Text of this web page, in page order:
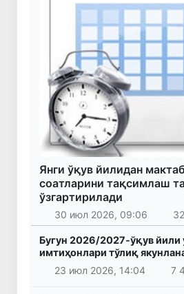
Янги ўқув йилидан
соатларини тақсимлаш
ўзгартирилади
30 июл 2026, 09:06
Бугун 2026/2027-ўқув йили
имтиҳонлари тўлиқ
23 июл 2026, 14:04
7